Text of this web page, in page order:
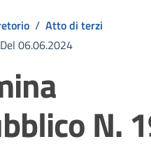
/ Atto di terzi
06.06.2024
N.